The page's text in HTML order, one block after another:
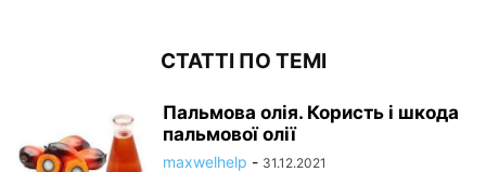
СТАТТІ ПО ТЕМІ
Пальмова олія. Користь і шкода
пальмової олії
maxwelhelp - 31.12.2021